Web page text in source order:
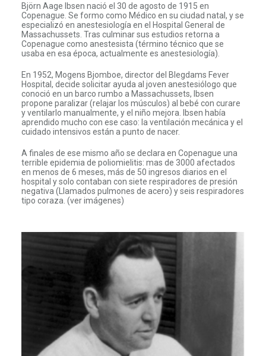
Björn Aage Ibsen nació el 30 de agosto de 1915 en
Copenague. Se formo como Médico en su ciudad natal, y se
especializó en anestesiología en el Hospital General de
Massachussets. Tras culminar sus estudios retorna a
Copenague como anestesista (término técnico que se
usaba en esa época, actualmente es anestesiología).
En 1952, Mogens Bjomboe, director del Blegdams Fever
Hospital, decide solicitar ayuda al joven anestesiólogo que
conoció en un barco rumbo a Massachussets, Ibsen
propone paralizar (relajar los músculos) al bebé con curare
y ventilarlo manualmente, y el niño mejora. Ibsen había
aprendido mucho con ese caso: la ventilación mecánica y el
cuidado intensivos están a punto de nacer.
A finales de ese mismo año se declara en Copenague una
terrible epidemia de poliomielitis: mas de 3000 afectados
en menos de 6 meses, más de 50 ingresos diarios en el
hospital y solo contaban con siete respiradores de presión
negativa (Llamados pulmones de acero) y seis respiradores
tipo coraza. (ver imágenes)